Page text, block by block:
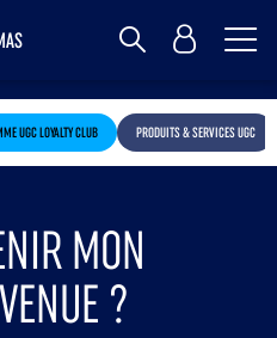
MY UGC
UGC LOYALTY CLUB PRODUITS & SERVICES UGC
MON
?